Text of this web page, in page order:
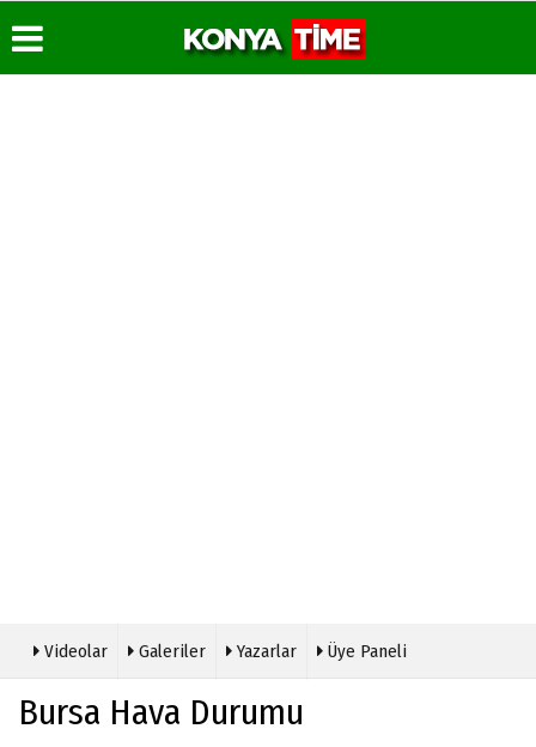
Videolar Galeriler Yazarlar Üye Paneli
Bursa Hava Durumu